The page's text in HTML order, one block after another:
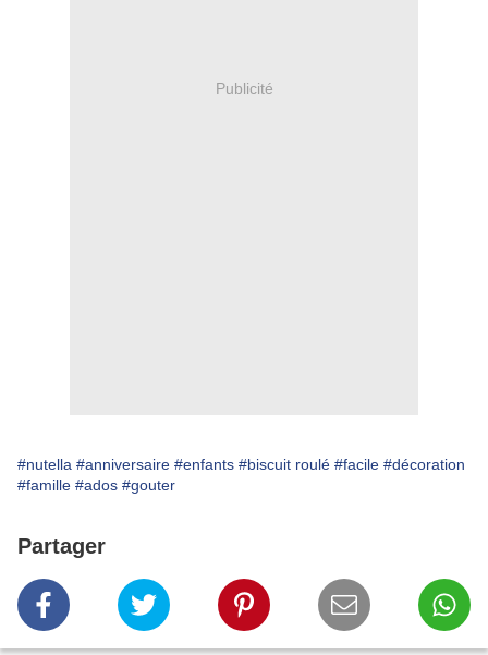
Publicité
#nutella #anniversaire #enfants #biscuit roulé #facile #décoration
#famille #ados #gouter
Partager